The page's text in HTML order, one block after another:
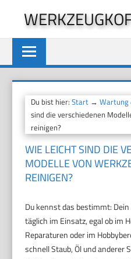
springen
Du bist hier:Start →Wartung
sind die verschiedenen
reinigen?
WIE LEICHT SIND DIE
MODELLE VON
REINIGEN?
Du kennst das bestimmt:
täglich im Einsatz, egal ob im
Reparaturen oder im
schnell Staub, Öl und anderer